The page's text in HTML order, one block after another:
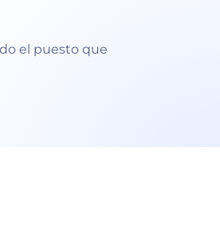
el puesto que